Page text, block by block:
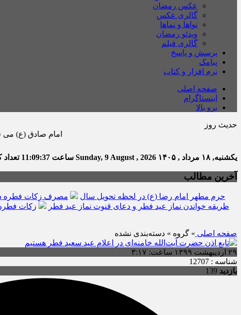
عکس رمضان
گالری عکس
نواها و نماها
ویدئو رمضان
گالری فیلم
پرسش و پاسخ
پیامک
نرم افزار و کتاب
صفحه اصلی
اینستاگرام
برو بالا
حدیث روز
امام صادق (ع) می فرماید : هر كس
یکشنبه, ۱۸ مرداد , ۱۴۰۵ Sunday, 9 August , 2026 ساعت 11:09:38 تعداد
آخرین مطالب
حرم مطهر امام رضا (ع) در لحظه تحویل سال مصرف زکات فطره
طریقه خواندن نماز عید فطر و دعای قنوت نماز عید فطر
زکات
صفحه اصلی » گروه » دسته‌بندی نشده
۲۹ اردیبهشت ۱۳۹۹ ساعت: ۳:۱۷
شناسه : 12707
بازدید 139